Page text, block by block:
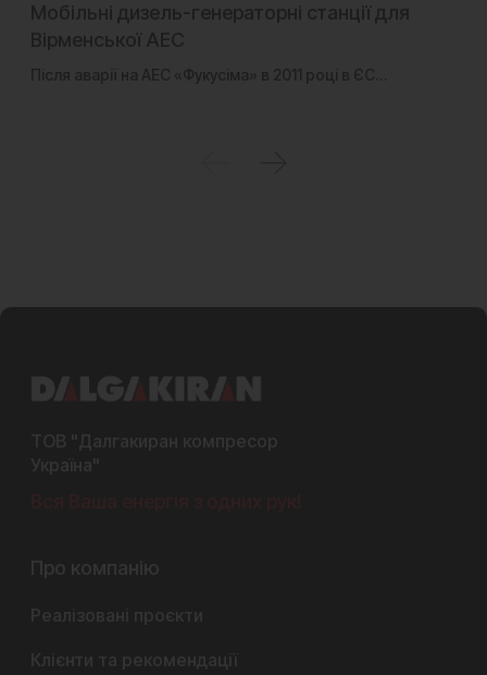
Мобільні дизель-генераторні станції для
Вірменської АЕС
Після аварії на АЕС «Фукусіма» в 2011 році в ЄС…
ТОВ "Далгакиран компресор
Україна"
Про компанію
Реалізовані проєкти
Клієнти та рекомендації